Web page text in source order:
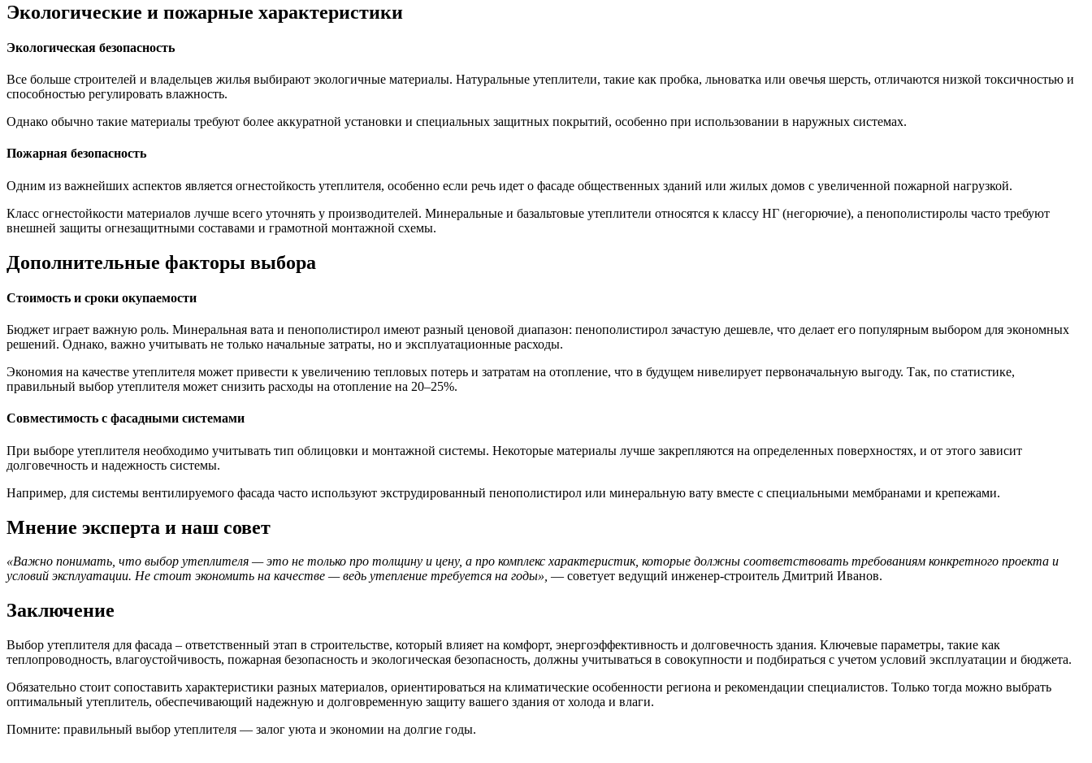
Экологические и пожарные характеристики
Экологическая безопасность
Все больше строителей и владельцев жилья выбирают экологичные материалы. Натуральные утеплители, такие как пробка, льноватка или овечья шерсть, отличаются низкой токсичностью и
способностью регулировать влажность.
Однако обычно такие материалы требуют более аккуратной установки и специальных защитных покрытий, особенно при использовании в наружных системах.
Пожарная безопасность
Одним из важнейших аспектов является огнестойкость утеплителя, особенно если речь идет о фасаде общественных зданий или жилых домов с увеличенной пожарной нагрузкой.
Класс огнестойкости материалов лучше всего уточнять у производителей. Минеральные и базальтовые утеплители относятся к классу НГ (негорючие), а пенополистиролы часто требуют
внешней защиты огнезащитными составами и грамотной монтажной схемы.
Дополнительные факторы выбора
Стоимость и сроки окупаемости
Бюджет играет важную роль. Минеральная вата и пенополистирол имеют разный ценовой диапазон: пенополистирол зачастую дешевле, что делает его популярным выбором для экономных
решений. Однако, важно учитывать не только начальные затраты, но и эксплуатационные расходы.
Экономия на качестве утеплителя может привести к увеличению тепловых потерь и затратам на отопление, что в будущем нивелирует первоначальную выгоду. Так, по статистике,
правильный выбор утеплителя может снизить расходы на отопление на 20–25%.
Совместимость с фасадными системами
При выборе утеплителя необходимо учитывать тип облицовки и монтажной системы. Некоторые материалы лучше закрепляются на определенных поверхностях, и от этого зависит
долговечность и надежность системы.
Например, для системы вентилируемого фасада часто используют экструдированный пенополистирол или минеральную вату вместе с специальными мембранами и крепежами.
Мнение эксперта и наш совет
«Важно понимать, что выбор утеплителя — это не только про толщину и цену, а про комплекс характеристик, которые должны соответствовать требованиям конкретного проекта и
условий эксплуатации. Не стоит экономить на качестве — ведь утепление требуется на годы», — советует ведущий инженер-строитель Дмитрий Иванов.
Заключение
Выбор утеплителя для фасада – ответственный этап в строительстве, который влияет на комфорт, энергоэффективность и долговечность здания. Ключевые параметры, такие как
теплопроводность, влагоустойчивость, пожарная безопасность и экологическая безопасность, должны учитываться в совокупности и подбираться с учетом условий эксплуатации и бюджета.
Обязательно стоит сопоставить характеристики разных материалов, ориентироваться на климатические особенности региона и рекомендации специалистов. Только тогда можно выбрать
оптимальный утеплитель, обеспечивающий надежную и долговременную защиту вашего здания от холода и влаги.
Помните: правильный выбор утеплителя — залог уюта и экономии на долгие годы.